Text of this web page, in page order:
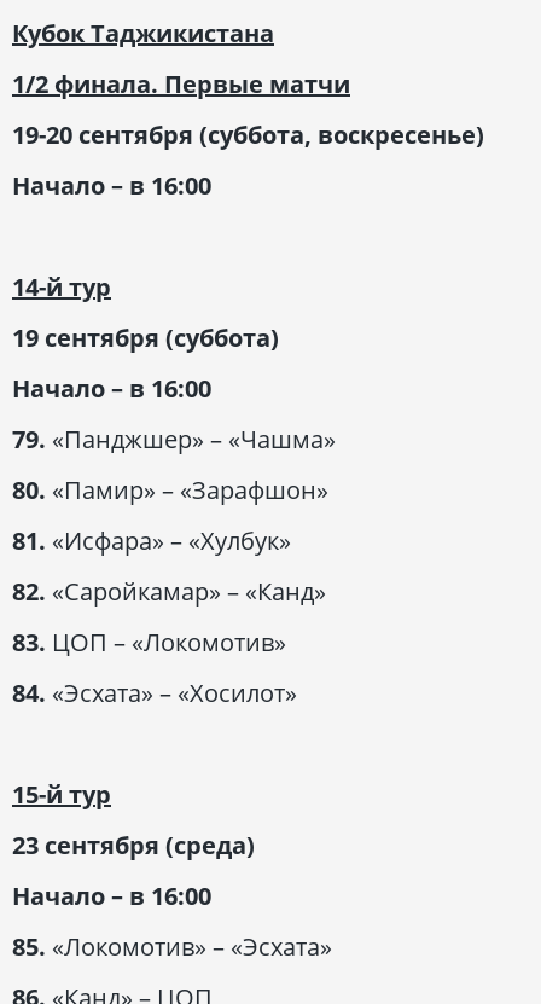
Кубок Таджикистана
1/2 финала. Первые матчи
19-20 сентября (суббота, воскресенье)
Начало – в 16:00
14-й тур
19 сентября (суббота)
Начало – в 16:00
79. «Панджшер» – «Чашма»
80. «Памир» – «Зарафшон»
81. «Исфара» – «Хулбук»
82. «Саройкамар» – «Канд»
83. ЦОП – «Локомотив»
84. «Эсхата» – «Хосилот»
15-й тур
23 сентября (среда)
Начало – в 16:00
85. «Локомотив» – «Эсхата»
86. «Канд» – ЦОП